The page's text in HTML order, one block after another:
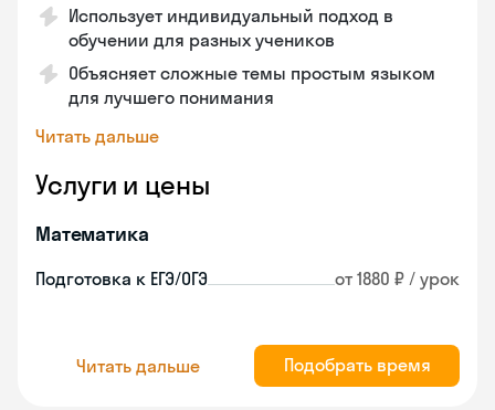
Использует индивидуальный подход в
обучении для разных учеников
Объясняет сложные темы простым языком
для лучшего понимания
Читать дальше
Услуги и цены
Математика
Подготовка к ЕГЭ/ОГЭ от 1880 ₽ / урок
Читать дальше Подобрать время